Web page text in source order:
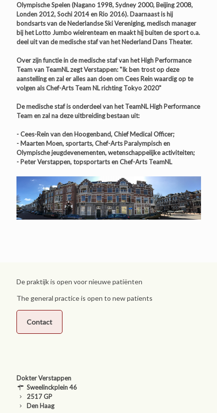
Olympische Spelen (Nagano 1998, Sydney 2000, Beijing 2008,
Londen 2012, Sochi 2014 en Rio 2016). Daarnaast is hij
bondsarts van de Nederlandse Ski Vereniging, medisch manager
bij het Lotto Jumbo wielrenteam en maakt hij buiten de sport o.a.
deel uit van de medische staf van het Nederland Dans Theater.
Over zijn functie in de medische staf van het High Performance
Team van TeamNL zegt Verstappen: "Ik ben trost op deze
aanstelling en zal er alles aan doen om Cees Rein waardig op te
volgen als Chef-Arts Team NL richting Tokyo 2020"
De medische staf is onderdeel van het TeamNL High Performance
Team en zal na deze uitbreiding bestaan uit:
- Cees-Rein van den Hoogenband, Chief Medical Officer;
- Maarten Moen, sportarts, Chef-Arts Paralympisch en
Olympische jeugdevenementen, wetenschappelijke activiteiten;
- Peter Verstappen, topsportarts en Chef-Arts TeamNL
De praktijk is open voor nieuwe patiënten
The general practice is open to new patients
Contact
Dokter Verstappen
Sweelinckplein 46
2517 GP
Den Haag